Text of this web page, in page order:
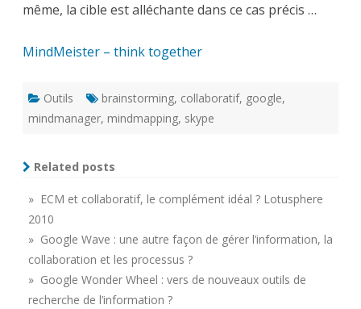
même, la cible est alléchante dans ce cas précis …
MindMeister – think together
Outils brainstorming, collaboratif, google,
mindmanager, mindmapping, skype
Related posts
» ECM et collaboratif, le complément idéal ? Lotusphere
2010
» Google Wave : une autre façon de gérer l’information, la
collaboration et les processus ?
» Google Wonder Wheel : vers de nouveaux outils de
recherche de l’information ?